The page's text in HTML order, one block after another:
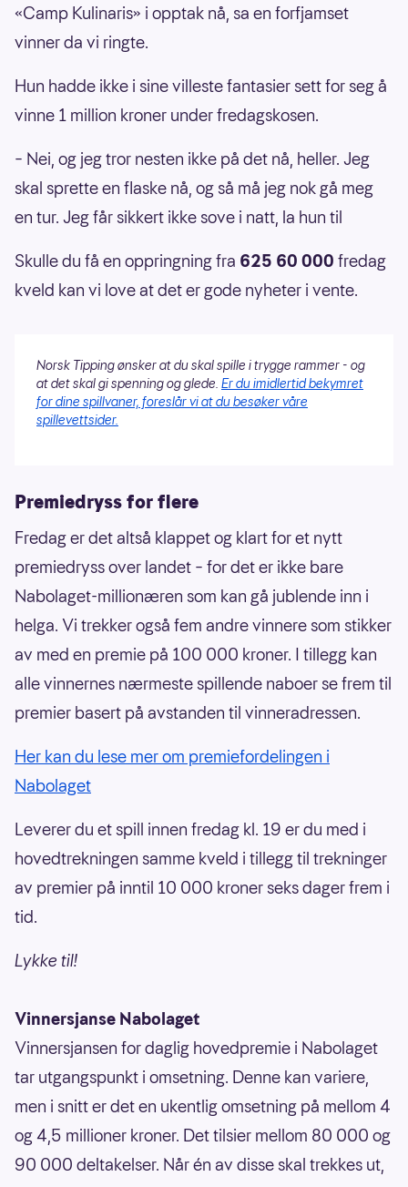
«Camp Kulinaris» i opptak nå, sa en forfjamset
vinner da vi ringte.
Hun hadde ikke i sine villeste fantasier sett for seg å
vinne 1 million kroner under fredagskosen.
– Nei, og jeg tror nesten ikke på det nå, heller. Jeg
skal sprette en flaske nå, og så må jeg nok gå meg
en tur. Jeg får sikkert ikke sove i natt, la hun til
Skulle du få en oppringning fra 625 60 000 fredag
kveld kan vi love at det er gode nyheter i vente.
Norsk Tipping ønsker at du skal spille i trygge rammer - og
at det skal gi spenning og glede. Er du imidlertid bekymret
for dine spillvaner, foreslår vi at du besøker våre
spillevettsider.
Premiedryss for flere
Fredag er det altså klappet og klart for et nytt
premiedryss over landet – for det er ikke bare
Nabolaget-millionæren som kan gå jublende inn i
helga. Vi trekker også fem andre vinnere som stikker
av med en premie på 100 000 kroner. I tillegg kan
alle vinnernes nærmeste spillende naboer se frem til
premier basert på avstanden til vinneradressen.
Her kan du lese mer om premiefordelingen i
Nabolaget
Leverer du et spill innen fredag kl. 19 er du med i
hovedtrekningen samme kveld i tillegg til trekninger
av premier på inntil 10 000 kroner seks dager frem i
tid.
Lykke til!
Vinnersjanse Nabolaget
Vinnersjansen for daglig hovedpremie i Nabolaget
tar utgangspunkt i omsetning. Denne kan variere,
men i snitt er det en ukentlig omsetning på mellom 4
og 4,5 millioner kroner. Det tilsier mellom 80 000 og
90 000 deltakelser. Når én av disse skal trekkes ut,